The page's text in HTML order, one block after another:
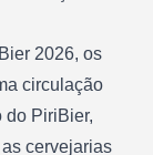
2026, os
circulação
do PiriBier,
cervejarias